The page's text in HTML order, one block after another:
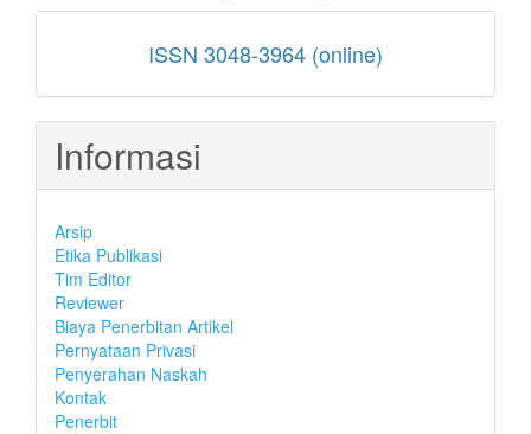
ISSN 3048-3964 (online)
Informasi
Arsip
Etika Publikasi
Tim Editor
Reviewer
Biaya Penerbitan Artikel
Pernyataan Privasi
Penyerahan Naskah
Kontak
Penerbit